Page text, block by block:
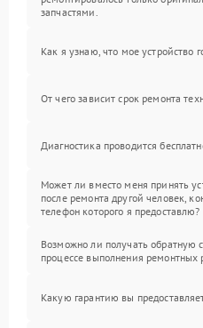
запчастями.
Как я узнаю, что мое устройство
От чего зависит срок ремонта
Диагностика проводится
Может ли вместо меня принять
после ремонта другой человек,
телефон которого я предоставлю?
Возможно ли получать обратную
процессе выполнения ремонтных
Какую гарантию вы